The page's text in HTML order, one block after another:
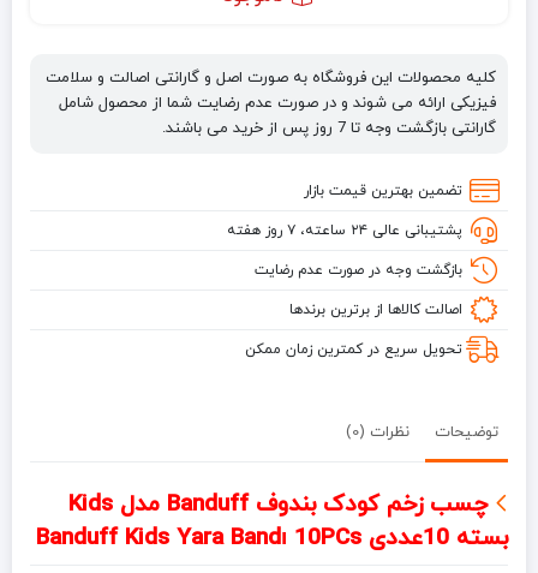
کلیه محصولات این فروشگاه به صورت اصل و گارانتی اصالت و سلامت
فیزیکی ارائه می شوند و در صورت عدم رضایت شما از محصول شامل
گارانتی بازگشت وجه تا 7 روز پس از خرید می باشند.
تضمین بهترین قیمت بازار
پشتیبانی عالی ۲۴ ساعته، ۷ روز هفته
بازگشت وجه در صورت عدم رضایت
اصالت کالاها از برترین برندها
تحویل سریع در کمترین زمان ممکن
توضیحات نظرات (0)
چسب زخم کودک بندوف Banduff مدل Kids
بسته 10عددی Banduff Kids Yara Bandı 10PCs